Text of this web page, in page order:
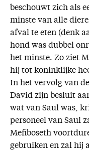
beschouwt zich als
minste van alle
afval te eten (denk
hond was dubbel
het minste. Zo ziet
hij tot koninklijke
In het vervolg van
David zijn besluit
wat van Saul was,
personeel van Saul
Mefiboseth
gebruiken en zal hij